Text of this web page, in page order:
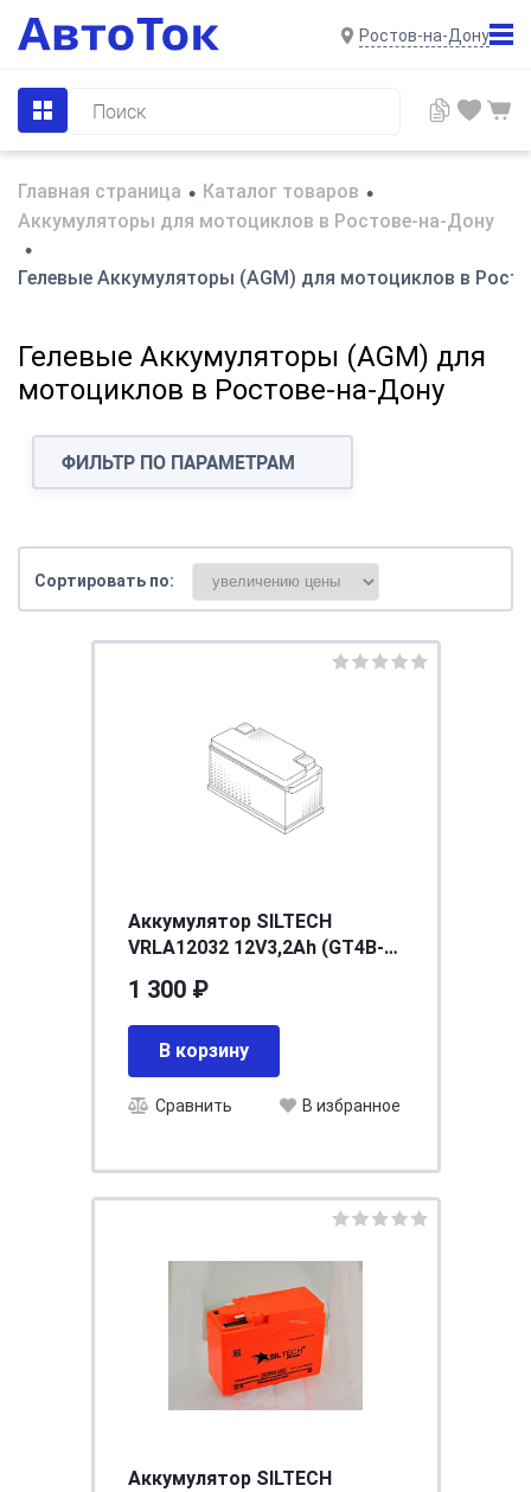
Ростов-на-Дону
Главная страница • Каталог товаров •
Аккумуляторы для мотоциклов в Ростове-на-Дону
•
Гелевые Аккумуляторы (AGM) для мотоциклов в
Гелевые Аккумуляторы (AGM) для
мотоциклов в Ростове-на-Дону
ФИЛЬТР ПО ПАРАМЕТРАМ
Сортировать по:
Аккумулятор SILTECH
VRLA12032 12V3,2Аh (GT4B-5)
[д113ш39в87/45]
1 300 ₽
В корзину
Сравнить В избранное
Аккумулятор SILTECH